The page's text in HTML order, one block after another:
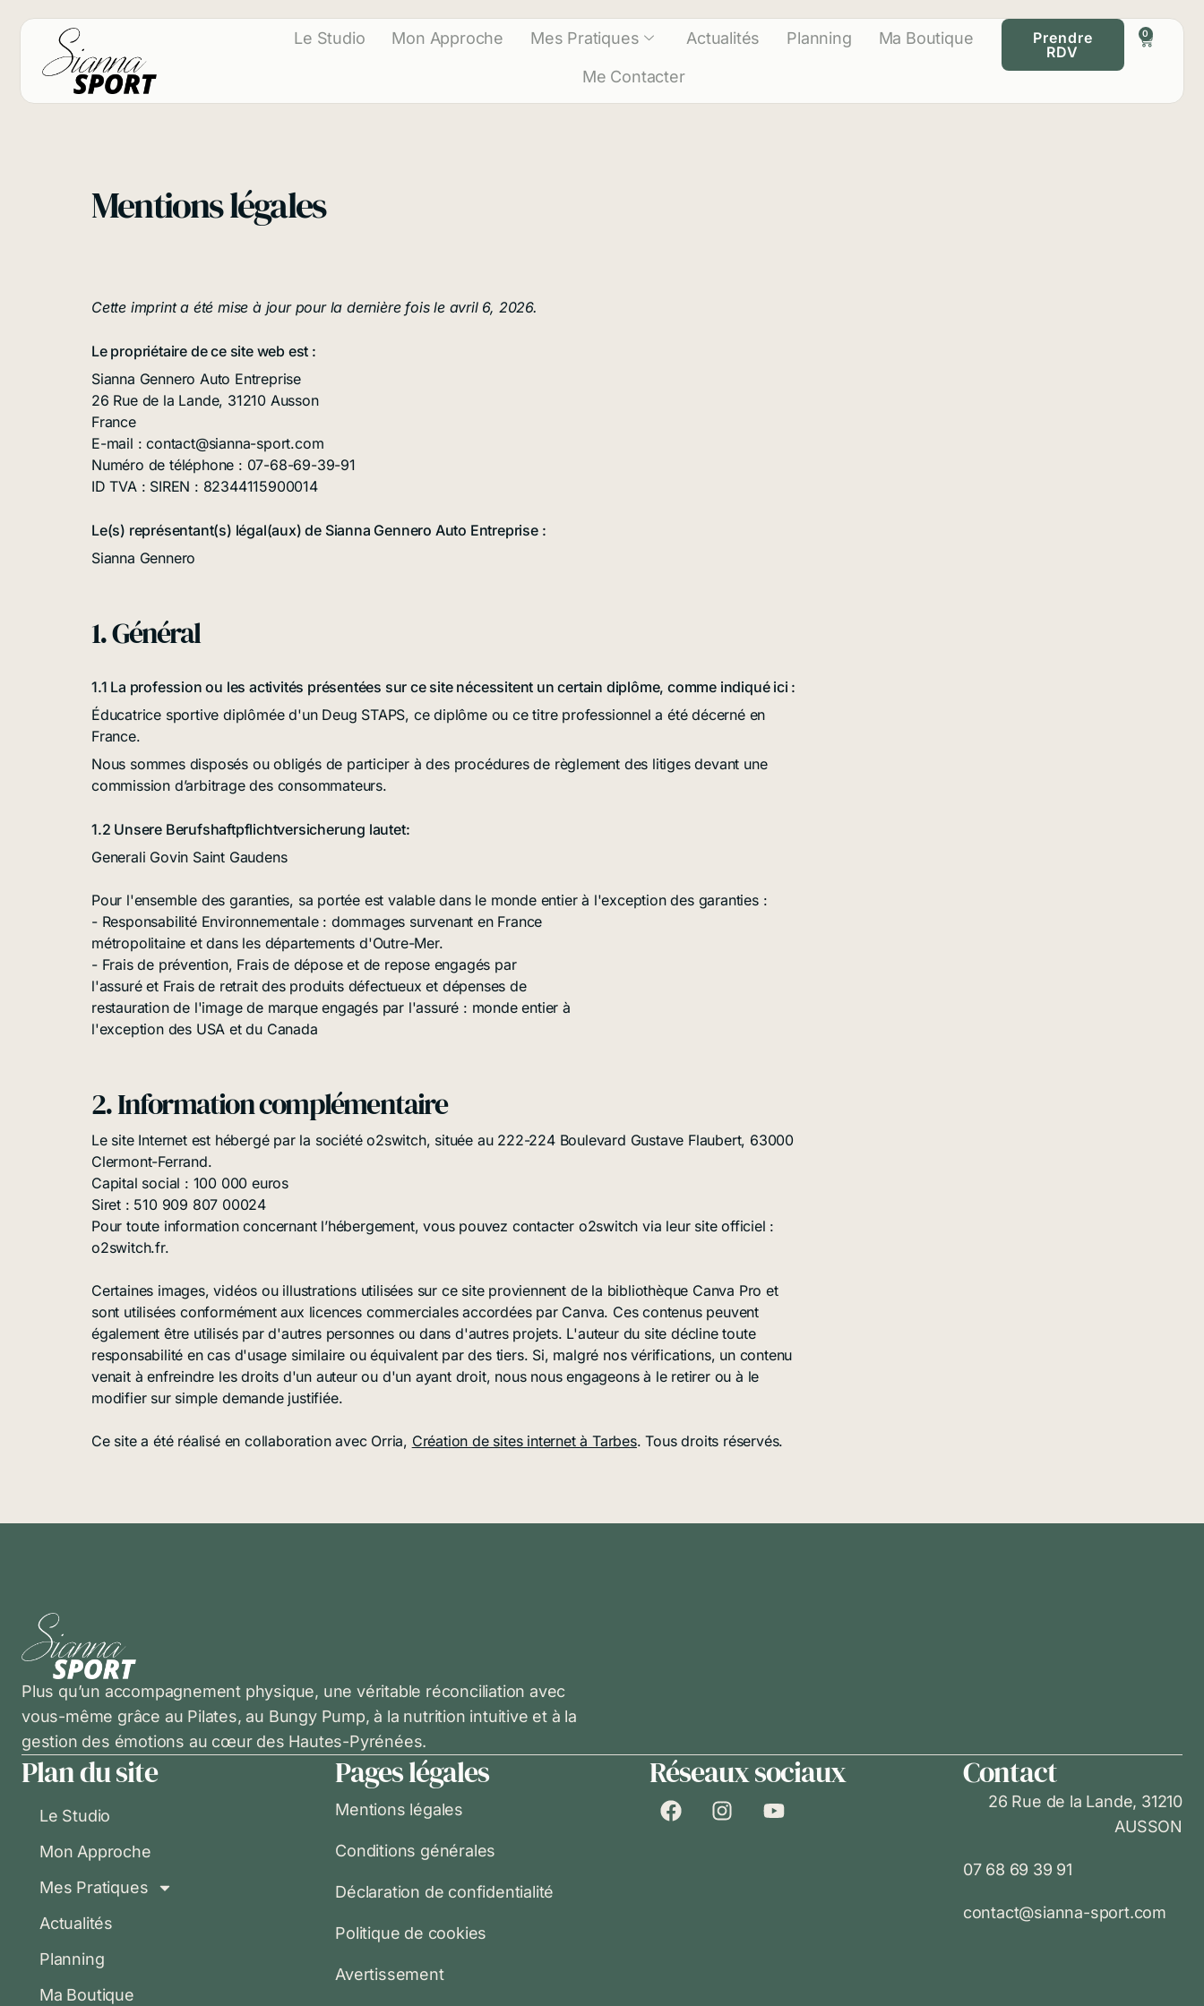
principal
Le Studio Mon Approche Mes Pratiques Actualités Planning Ma Boutique
Me Contacter
Prendre
RDV
0
Mentions légales
Cette imprint a été mise à jour pour la dernière fois le avril 6, 2026.
Le propriétaire de ce site web est :
Sianna Gennero Auto Entreprise
26 Rue de la Lande, 31210 Ausson
France
E-mail :contact@sianna-sport.com
Numéro de téléphone : 07-68-69-39-91
ID TVA : SIREN : 82344115900014
Le(s) représentant(s) légal(aux) de Sianna Gennero Auto Entreprise :
Sianna Gennero
1. Général
1.1 La profession ou les activités présentées sur ce site nécessitent un certain diplôme, comme indiqué ici :
Éducatrice sportive diplômée d'un Deug STAPS, ce diplôme ou ce titre professionnel a été décerné en
France.
Nous sommes disposés ou obligés de participer à des procédures de règlement des litiges devant une
commission d’arbitrage des consommateurs.
1.2 Unsere Berufshaftpflichtversicherung lautet:
Generali Govin Saint Gaudens
Pour l'ensemble des garanties, sa portée est valable dans le monde entier à l'exception des garanties :
- Responsabilité Environnementale : dommages survenant en France
métropolitaine et dans les départements d'Outre-Mer.
- Frais de prévention, Frais de dépose et de repose engagés par
l'assuré et Frais de retrait des produits défectueux et dépenses de
restauration de l'image de marque engagés par l'assuré : monde entier à
l'exception des USA et du Canada
2. Information complémentaire
Le site Internet est hébergé par la société o2switch, située au 222-224 Boulevard Gustave Flaubert, 63000
Clermont-Ferrand.
Capital social : 100 000 euros
Siret : 510 909 807 00024
Pour toute information concernant l’hébergement, vous pouvez contacter o2switch via leur site officiel :
o2switch.fr.
Certaines images, vidéos ou illustrations utilisées sur ce site proviennent de la bibliothèque Canva Pro et
sont utilisées conformément aux licences commerciales accordées par Canva. Ces contenus peuvent
également être utilisés par d'autres personnes ou dans d'autres projets. L'auteur du site décline toute
responsabilité en cas d'usage similaire ou équivalent par des tiers. Si, malgré nos vérifications, un contenu
venait à enfreindre les droits d'un auteur ou d'un ayant droit, nous nous engageons à le retirer ou à le
modifier sur simple demande justifiée.
Ce site a été réalisé en collaboration avec Orria, Création de sites internet à Tarbes. Tous droits réservés.
Plus qu’un accompagnement physique, une véritable réconciliation avec
vous-même grâce au Pilates, au Bungy Pump, à la nutrition intuitive et à la
gestion des émotions au cœur des Hautes-Pyrénées.
Plan du site
Le Studio
Mon Approche
Mes Pratiques
Actualités
Planning
Ma Boutique
Pages légales
Mentions légales
Conditions générales
Déclaration de confidentialité
Politique de cookies
Avertissement
Réseaux sociaux Contact
26 Rue de la Lande, 31210
AUSSON
07 68 69 39 91
contact@sianna-sport.com